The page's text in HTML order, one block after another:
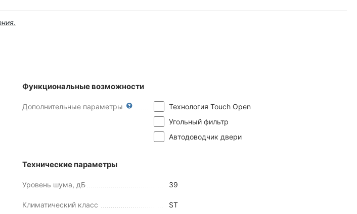
Функциональные возможности
Дополнительные параметры
Технология Touch Open
Угольный фильтр
Автодоводчик двери
Технические параметры
Уровень шума, дБ 39
Климатический класс ST